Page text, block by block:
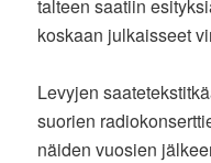
talteen saatiin
koskaan julkaisseet
Levyjen
suorien
näiden vuosien